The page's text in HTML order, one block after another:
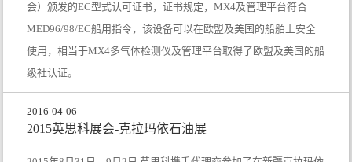
会）颁发的EC型式认可证书，证书规定，MX4及管理平台符合
MED96/98/EC船用指令，该设备可以在欧盟及美国的船舶上安全
使用，相当于MX4多气体检测仪及管理平台取得了欧盟及美国的船
级社认证。
2016-04-06
2015英思科展会-克拉玛依石油展